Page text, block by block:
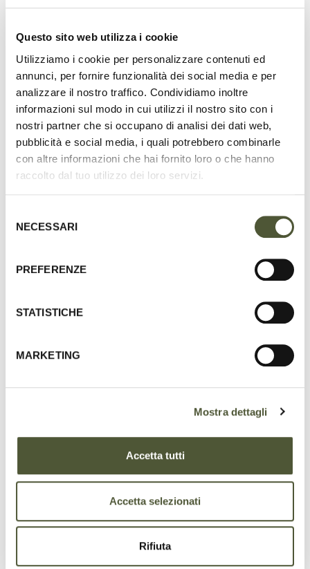
Questo sito web utilizza i cookie
Utilizziamo i cookie per personalizzare contenuti ed
annunci, per fornire funzionalità dei social media e per
analizzare il nostro traffico. Condividiamo inoltre
informazioni sul modo in cui utilizzi il nostro sito con i
nostri partner che si occupano di analisi dei dati web,
pubblicità e social media, i quali potrebbero combinarle
con altre informazioni che hai fornito loro o che hanno
raccolto dal tuo utilizzo dei loro servizi.
delNECESSARI
PREFERENZE
STATISTICHE
MARKETING
Mostra dettagli
Accetta tutti
Accetta selezionati
Rifiuta
HANDMADE IN ITALY
entirely from premium-quality Italian
leather and suede
Share
Facebook